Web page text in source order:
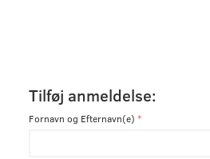
Tilføj anmeldelse:
Fornavn og Efternavn(e)